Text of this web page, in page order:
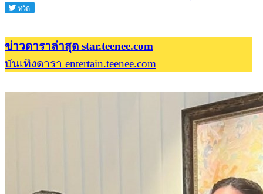
ข่าวดาราล่าสุด star.teenee.com
บันเทิงดารา entertain.teenee.com